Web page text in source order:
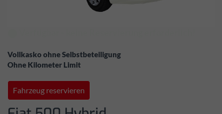
Vollkasko ohne Selbstbeteiligung
Ohne Kilometer Limit
Fahrzeug reservieren